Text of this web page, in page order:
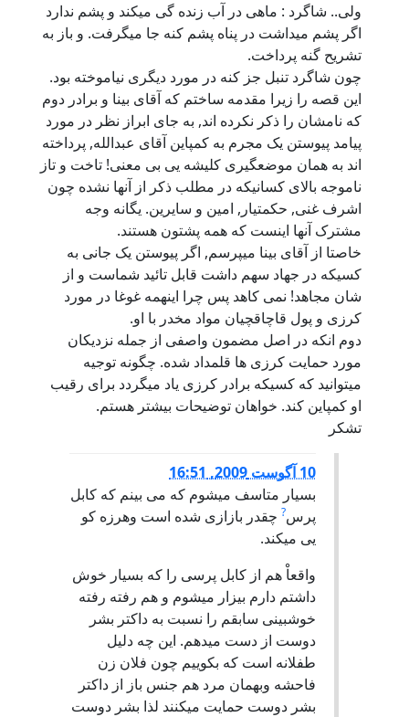
ولی.. شاگرد : ماهی در آب زنده گی میکند و پشم ندارد
اگر پشم میداشت در پناه پشم کنه جا میگرفت. و باز به
تشریح گنه پرداخت.
چون شاگرد تنبل جز کنه در مورد دیگری نیاموخته بود.
این قصه را زیرا مقدمه ساختم که آقای بینا و برادر دوم
که نامشان را ذکر نکرده اند, به جای ابراز نظر در مورد
پیامد پیوستن یک مجرم به کمپاین آقای عبدالله, پرداخته
اند به همان موضعگیری کلیشه یی بی معنی! تاخت و تاز
ناموجه بالای کسانیکه در مطلب ذکر از آنها نشده چون
اشرف غنی, حکمتیار, امین و سایرین. یگانه وجه
مشترک آنها اینست که همه پشتون هستند.
خاصتا از آقای بینا میپرسم, اگر پیوستن یک جانی به
کسیکه در جهاد سهم داشت قابل تائید شماست و از
شان مجاهد! نمی کاهد پس چرا اینهمه غوغا در مورد
کرزی و پول قاچاقچیان مواد مخدر با او.
دوم انکه در اصل مضمون واصفی از جمله نزدیکان
مورد حمایت کرزی ها قلمداد شده. چگونه توجیه
میتوانید که کسیکه برادر کرزی یاد میگردد برای رقیب
او کمپاین کند. خواهان توضیحات بیشتر هستم.
تشکر
10 آگوست 2009, 16:51
بسیار متاسف میشوم که می بینم که کابل
پرس? چقدر بازازی شده است وهرزه کو
یی میکند.
واقعاْ هم از کابل پرسی را که بسیار خوش
داشتم دارم بیزار میشوم و هم رفته رفته
خوشبینی سابقم را نسبت به داکتر بشر
دوست از دست میدهم. این چه دلیل
طفلانه است که بکوییم چون فلان زن
فاحشه وبهمان مرد هم جنس باز از داکتر
بشر دوست حمایت میکنند لذا بشر دوست